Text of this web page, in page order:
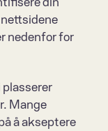
nedenfor for
plasserer
Mange
å akseptere